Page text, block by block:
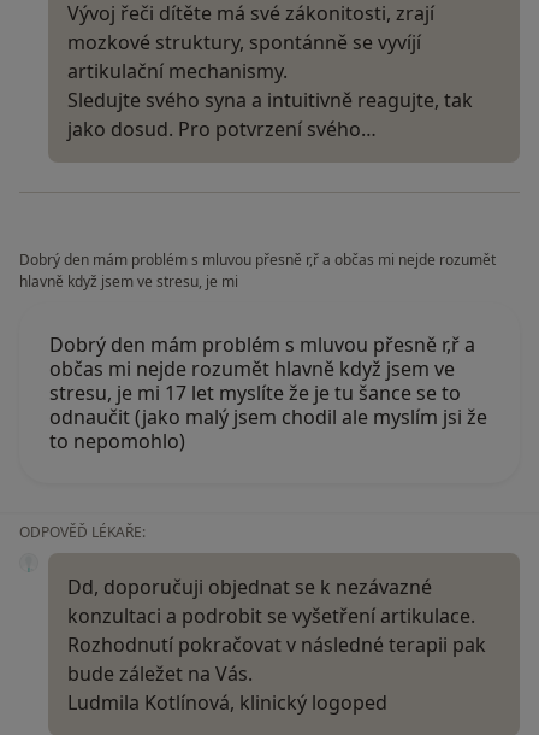
Vývoj řeči dítěte má své zákonitosti, zrají
mozkové struktury, spontánně se vyvíjí
artikulační mechanismy.
Sledujte svého syna a intuitivně reagujte, tak
jako dosud. Pro potvrzení svého…
Dobrý den mám problém s mluvou přesně r,ř a občas mi nejde rozumět
hlavně když jsem ve stresu, je mi
Dobrý den mám problém s mluvou přesně r,ř a
občas mi nejde rozumět hlavně když jsem ve
stresu, je mi 17 let myslíte že je tu šance se to
odnaučit (jako malý jsem chodil ale myslím jsi že
to nepomohlo)
ODPOVĚĎ LÉKAŘE:
Dd, doporučuji objednat se k nezávazné
konzultaci a podrobit se vyšetření artikulace.
Rozhodnutí pokračovat v následné terapii pak
bude záležet na Vás.
Ludmila Kotlínová, klinický logoped